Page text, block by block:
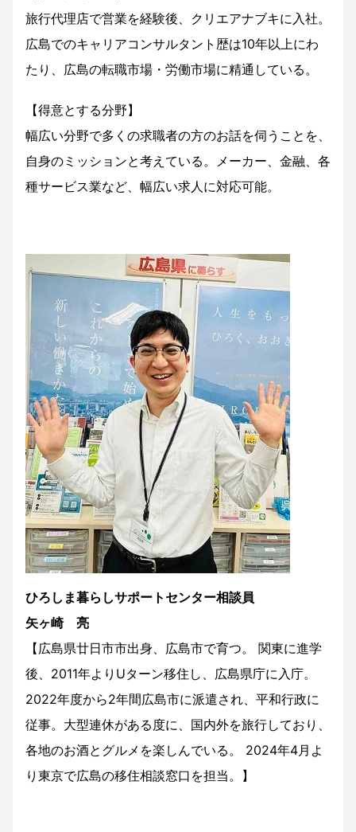
旅行代理店で営業を経験後、クリエアナブキに入社。
広島でのキャリアコンサルタント歴は10年以上にわ
たり、広島の転職市場・労働市場に精通している。
【得意とする分野】
幅広い分野で多くの求職者の方のお話を伺うことを、
自身のミッションと考えている。メーカー、金融、各
種サービス業など、幅広い求人に対応可能。
ひろしま暮らしサポートセンター相談員
矢ヶ崎 亮
【広島県廿日市市出身、広島市で育つ。 関東に進学
後、2011年よりUターン移住し、広島県庁に入庁。
2022年度から2年間広島市に派遣され、平和行政に
従事。大型連休がある度に、国内外を旅行しており、
各地のお酒とグルメを楽しんでいる。 2024年4月よ
り東京で広島の移住相談窓口を担当。】